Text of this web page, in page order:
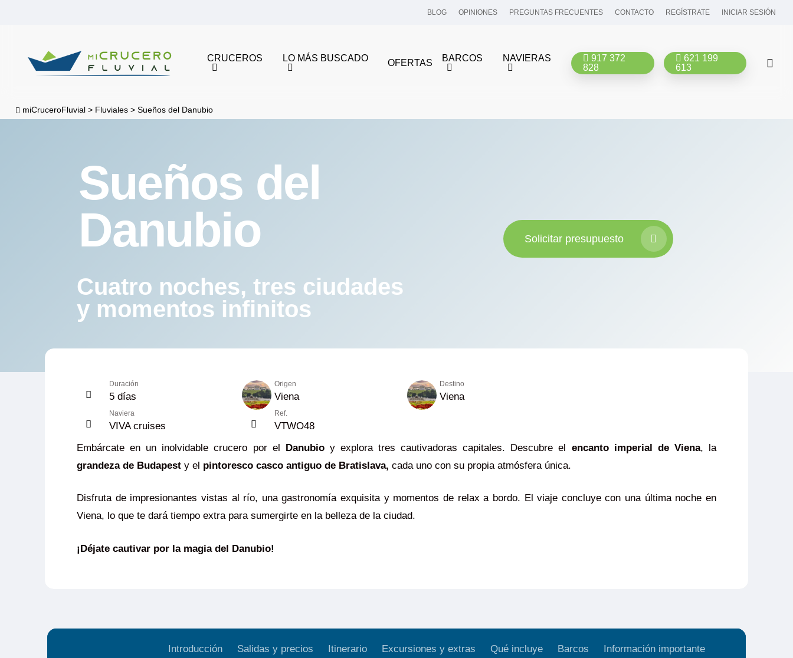
content
BLOG OPINIONES PREGUNTAS FRECUENTES CONTACTO REGÍSTRATE INICIAR SESIÓN
CRUCEROS LO MÁS BUSCADO OFERTAS BARCOS NAVIERAS
917 372
828
621 199
613
miCruceroFluvial > Fluviales> Sueños del Danubio
Sueños del
Danubio
Cuatro noches, tres ciudades
y momentos infinitos
Solicitar presupuesto
Duración
5 días
Origen
Viena
Destino
Viena
Naviera
VIVA cruises
Ref.
VTWO48
Embárcate en un inolvidable crucero por el Danubioy explora tres cautivadoras capitales. Descubre el encanto imperial de Viena, la
grandeza de Budapest y el pintoresco casco antiguo de Bratislava, cada uno con su propia atmósfera única.
Disfruta de impresionantes vistas al río, una gastronomía exquisita y momentos de relax a bordo. El viaje concluye con una última noche en
Viena, lo que te dará tiempo extra para sumergirte en la belleza de la ciudad.
¡Déjate cautivar por la magia del Danubio!
Introducción Salidas y precios Itinerario Excursiones y extras Qué incluye Barcos Información importante